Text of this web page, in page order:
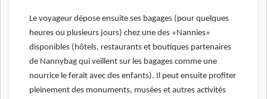
Le voyageur dépose ensuite ses bagages (pour quelques
heures ou plusieurs jours) chez une des «Nannies»
disponibles (hôtels, restaurants et boutiques partenaires
de Nannybag qui veillent sur les bagages comme une
nourrice le ferait avec des enfants). Il peut ensuite profiter
pleinement des monuments, musées et autres activités